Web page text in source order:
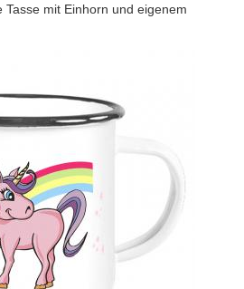
Tasse mit Einhorn und eigenem